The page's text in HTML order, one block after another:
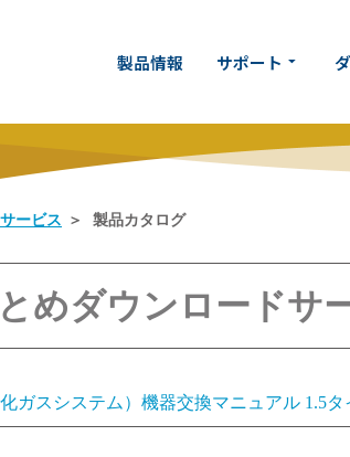
製品情報 サポート arrow_drop_down
ービス 製品カタログ
めダウンロードサ
化ガスシステム）機器交換マニュアル 1.5